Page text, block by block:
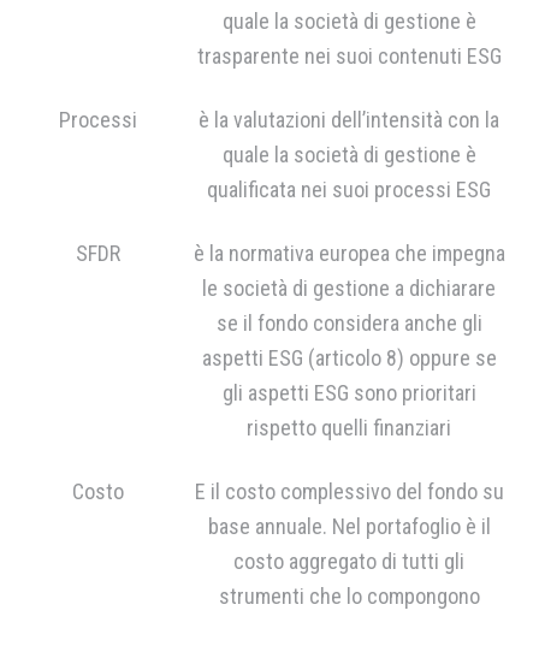
quale la società di gestione è
trasparente nei suoi contenuti ESG
Processi
è la valutazioni dell’intensità con la
quale la società di gestione è
qualificata nei suoi processi ESG
SFDR
è la normativa europea che impegna
le società di gestione a dichiarare
se il fondo considera anche gli
aspetti ESG (articolo 8) oppure se
gli aspetti ESG sono prioritari
rispetto quelli finanziari
Costo
E il costo complessivo del fondo su
base annuale. Nel portafoglio è il
costo aggregato di tutti gli
strumenti che lo compongono